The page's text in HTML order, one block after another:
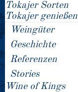
Tokajer Sorten
Tokajer genießen
Weingüter
Geschichte
Referenzen
Stories
Wine of Kings